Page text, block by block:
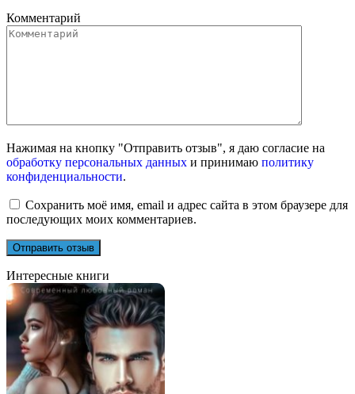
Комментарий
Нажимая на кнопку "Отправить отзыв", я даю согласие на
обработку персональных данных и принимаю политику
конфиденциальности.
Сохранить моё имя, email и адрес сайта в этом браузере для
последующих моих комментариев.
Интересные книги